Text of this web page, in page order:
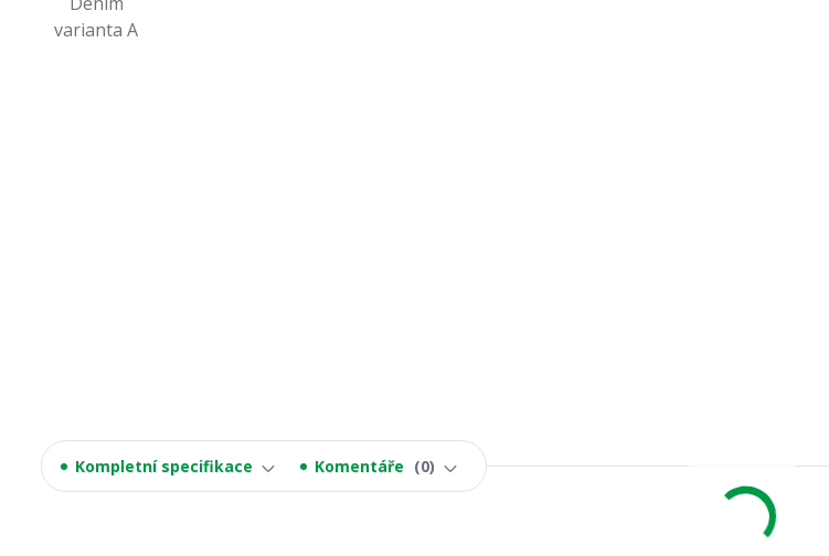
Kompletní specifikace Komentáře 0